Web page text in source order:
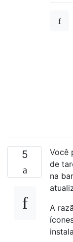
5
Você
de
na
A